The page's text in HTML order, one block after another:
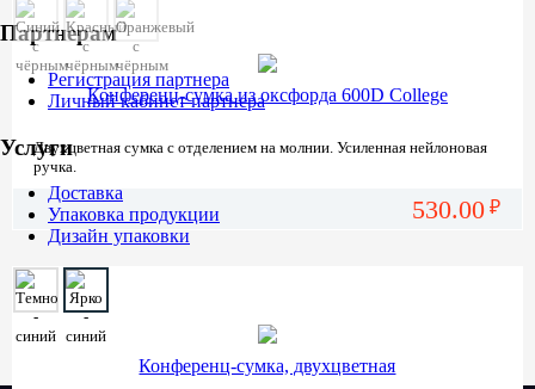
Конференц-сумка из оксфорда 600D College
Двухцветная сумка с отделением на молнии. Усиленная нейлоновая
ручка.
530.00 ₽
Конференц-сумка, двухцветная
Партнерам
Регистрация партнера
Личный кабинет партнера
Услуги
Доставка
Упаковка продукции
Дизайн упаковки